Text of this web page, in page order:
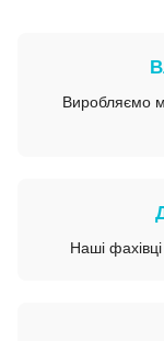
Виробляємо
Наші